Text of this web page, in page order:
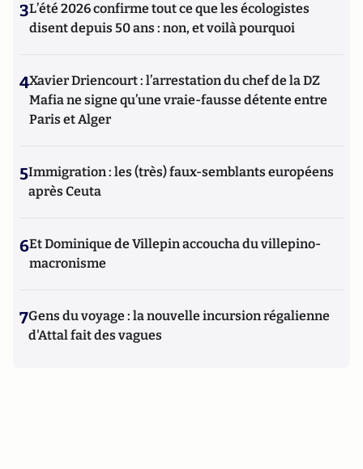
3L’été 2026 confirme tout ce que les écologistes
disent depuis 50 ans : non, et voilà pourquoi
4Xavier Driencourt : l’arrestation du chef de la DZ
Mafia ne signe qu’une vraie-fausse détente entre
Paris et Alger
5Immigration : les (très) faux-semblants européens
après Ceuta
6Et Dominique de Villepin accoucha du villepino-
macronisme
7Gens du voyage : la nouvelle incursion régalienne
d'Attal fait des vagues